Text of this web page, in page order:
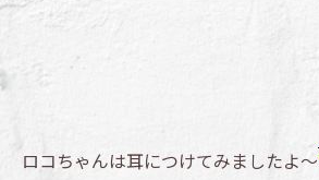
ロコちゃんは耳につけてみましたよ～